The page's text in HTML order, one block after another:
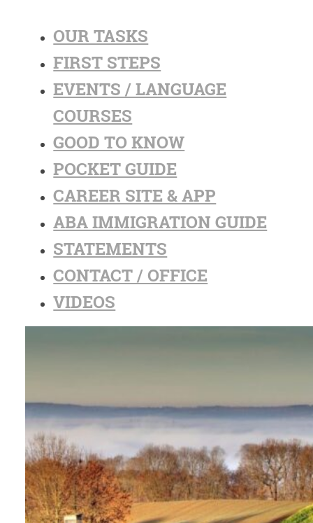
OUR TASKS
FIRST STEPS
EVENTS / LANGUAGE
COURSES
GOOD TO KNOW
POCKET GUIDE
CAREER SITE & APP
ABA IMMIGRATION GUIDE
STATEMENTS
CONTACT / OFFICE
VIDEOS